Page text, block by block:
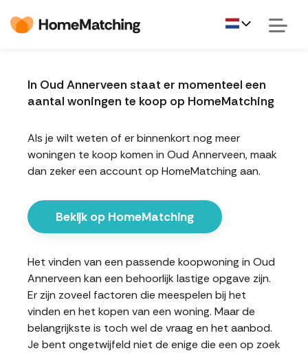
In Oud Annerveen staat er momenteel een
aantal woningen te koop op HomeMatching
Als je wilt weten of er binnenkort nog meer
woningen te koop komen in Oud Annerveen, maak
dan zeker een account op HomeMatching aan.
Bekijk op HomeMatching
Het vinden van een passende koopwoning in Oud
Annerveen kan een behoorlijk lastige opgave zijn.
Er zijn zoveel factoren die meespelen bij het
vinden en het kopen van een woning. Maar de
belangrijkste is toch wel de vraag en het aanbod.
Je bent ongetwijfeld niet de enige die een op zoek